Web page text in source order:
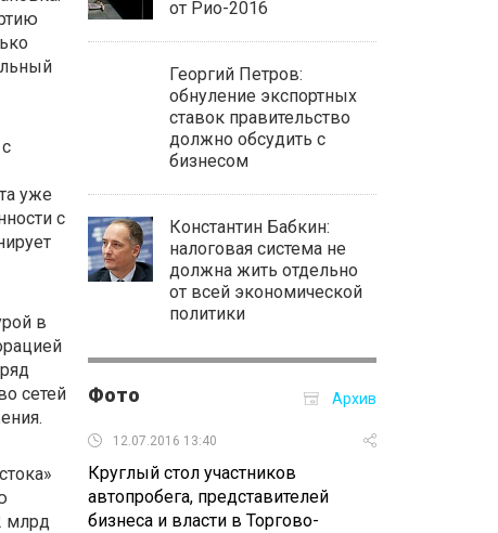
уже
с
в
сетей
млрд
от Рио-2016
Георгий Петров:
обнуление экспортных
ставок правительство
должно обсудить с
бизнесом
Константин Бабкин:
налоговая система не
должна жить отдельно
от всей экономической
политики
Фото Архив
12.07.2016 13:40
Круглый стол участников
автопробега, представителей
бизнеса и власти в Торгово-